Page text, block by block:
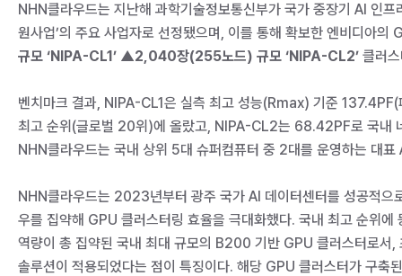
NHN클라우드는 지난해 과학기술정보통신부가 국가 중장기 AI 인프
원사업’의 주요 사업자로 선정됐으며, 이를 통해 확보한 엔비디아
규모 ‘NIPA-CL1’ ▲2,040장(255노드) 규모 ‘NIPA-CL2’ 클러
벤치마크 결과, NIPA-CL1은 실측 최고 성능(Rmax) 기준
최고 순위(글로벌 20위)에 올랐고, NIPA-CL2는 68.42PF로 국내
NHN클라우드는 국내 상위 5대 슈퍼컴퓨터 중 2대를 운영하는 대표
NHN클라우드는 2023년부터 광주 국가 AI 데이터센터를 성공적으
우를 집약해 GPU 클러스터링 효율을 극대화했다. 국내 최고 순위
역량이 총 집약된 국내 최대 규모의 B200 기반 GPU 클러스터로
솔루션이 적용되었다는 점이 특징이다. 해당 GPU 클러스터가 구